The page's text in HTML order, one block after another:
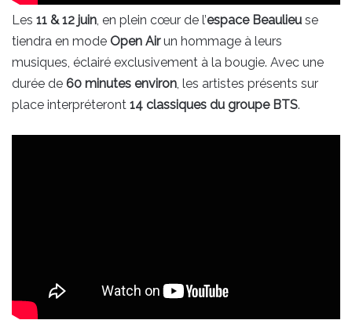
Les 11 & 12 juin, en plein cœur de l’espace Beaulieu se
tiendra en mode Open Airun hommage à leurs
musiques, éclairé exclusivement à la bougie. Avec une
durée de 60 minutes environ, les artistes présents sur
place interpréteront 14 classiques du groupe BTS.